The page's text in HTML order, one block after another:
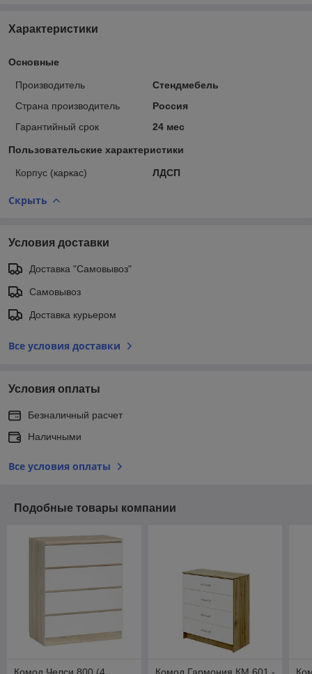
Характеристики
Основные
Производитель
Стендмебель
Страна производитель
Россия
Гарантийный срок
24 мес
Пользовательские характеристики
Корпус (каркас) ЛДСП
Скрыть
Условия доставки
Доставка "Самовывоз"
Самовывоз
Доставка курьером
Все условия доставки
Условия оплаты
Безналичный расчет
Наличными
Все условия оплаты
Подобные товары компании